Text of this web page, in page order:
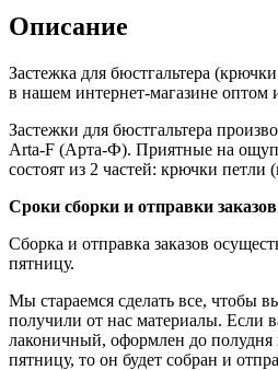
Описание
Застежка для бюстгальтера
в нашем интернет-магазине оптом
Застежки для бюстгальтера
Arta-F (Арта-Ф). Приятные на
состоят из 2 частей: крючки петли
Сроки сборки и отправки заказов
Сборка и отправка заказов
пятницу.
Мы стараемся сделать все, чтобы
получили от нас материалы. Если
лаконичный, оформлен до
пятницу, то он будет собран и